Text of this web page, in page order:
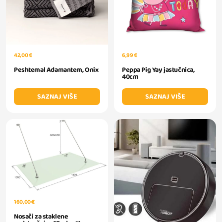
42,00 €
Peshtemal Adamantem, Onix
SAZNAJ VIŠE
6,99 €
Peppa Pig Yay jastučnica,
40cm
SAZNAJ VIŠE
160,00 €
Nosači za staklene